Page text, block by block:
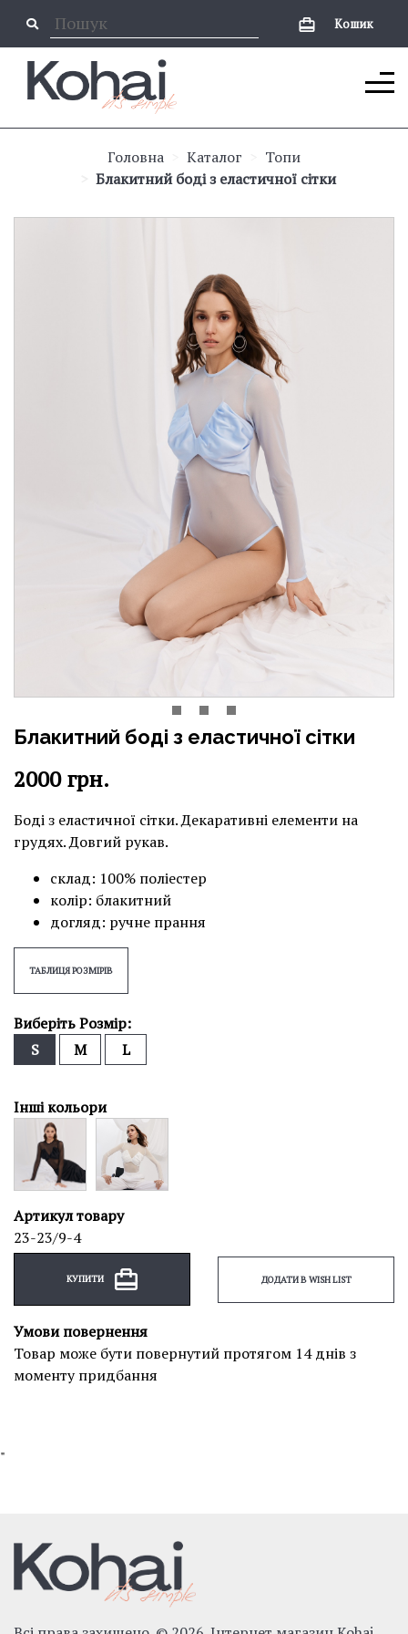
Кошик
Головна Каталог
Топи
Блакитний боді з еластичної сітки
Блакитний боді з еластичної сітки
2000грн.
Боді з еластичної сітки. Декаративні елементи на
грудях. Довгий рукав.
склад: 100% поліестер
колір: блакитний
догляд: ручне прання
ТАБЛИЦЯ РОЗМІРІВ
Виберіть Розмір:
S
M L
Інші кольори
Артикул товару
23-23/9-4
КУПИТИ ДОДАТИ В WISH LIST
Умови повернення
Товар може бути повернутий протягом 14 днів з
моменту придбання
"